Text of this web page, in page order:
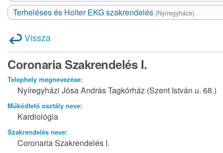
Terheléses és Holter EKG szakrendelés (Nyíregyháza)
Vissza
Coronaria Szakrendelés I.
Telephely megnevezése:
Nyíregyházi Jósa András Tagkórház (Szent István u. 68.)
Működtető osztály neve:
Kardiológia
Szakrendelés neve:
Coronaria Szakrendelés I.